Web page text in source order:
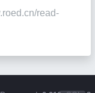
read-